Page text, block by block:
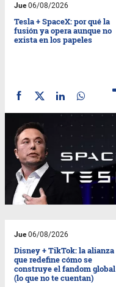
Jue06/08/2026
Tesla + SpaceX: por qué la
fusión ya opera aunque no
exista en los papeles
Jue06/08/2026
Disney + TikTok: la alianza
que redefine cómo se
construye el fandom global
(lo que no te cuentan)